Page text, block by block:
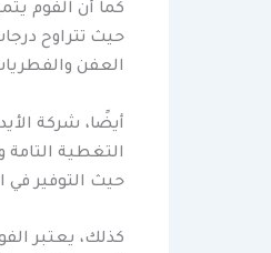
كما أن الفوم
حيث تتراوح
العفن
أيضًا، شركة
التغطية
حيث التوفير في
كذلك، يعتبر